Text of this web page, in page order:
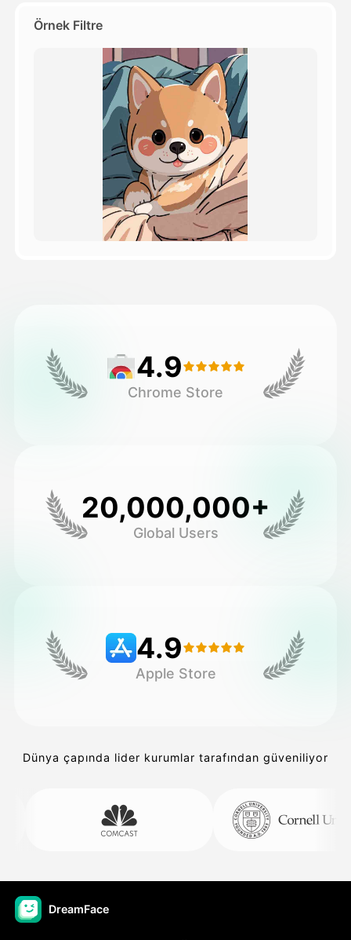
Örnek Filtre
4.9
Chrome Store
20,000,000+
Global Users
4.9
Apple Store
Dünya çapında lider kurumlar tarafından güveniliyor
DreamFace